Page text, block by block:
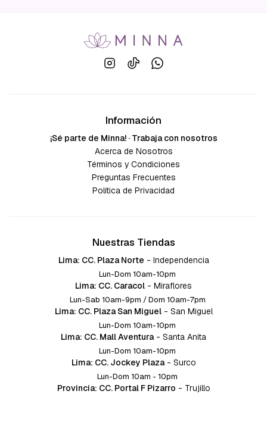
Información
¡Sé parte de Minna! · Trabaja con nosotros
Acerca de Nosotros
Términos y Condiciones
Preguntas Frecuentes
Política de Privacidad
Nuestras Tiendas
Lima: CC. Plaza Norte - Independencia
Lun-Dom 10am-10pm
Lima: CC. Caracol - Miraflores
Lun-Sab 10am-9pm / Dom 10am-7pm
Lima: CC. Plaza San Miguel - San Miguel
Lun-Dom 10am-10pm
Lima: CC. Mall Aventura - Santa Anita
Lun-Dom 10am-10pm
Lima: CC. Jockey Plaza - Surco
Lun-Dom 10am - 10pm
Provincia: CC. Portal F Pizarro - Trujillo